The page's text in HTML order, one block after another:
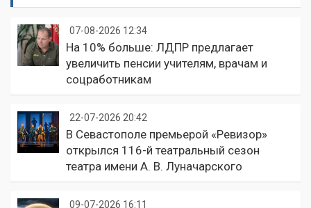
07-08-2026 12:34
На 10% больше: ЛДПР предлагает
увеличить пенсии учителям, врачам и
соцработникам
22-07-2026 20:42
В Севастополе премьерой «Ревизор»
открылся 116-й театральный сезон
театра имени А. В. Луначарского
09-07-2026 16:11